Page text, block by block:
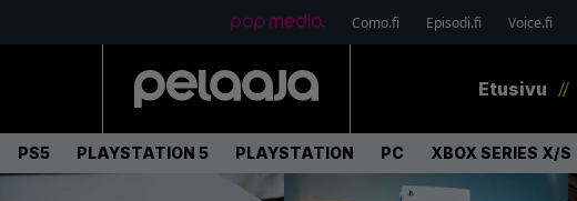
Como.fi Episodi.fi Voice.fi
Etusivu
PS5 PLAYSTATION 5 PLAYSTATION PC XBOX SERIES X/S